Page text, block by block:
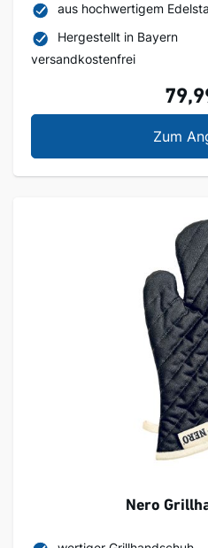
aus hochwertigem
Hergestellt in Bayern
versandkostenfrei
Zum
Nero